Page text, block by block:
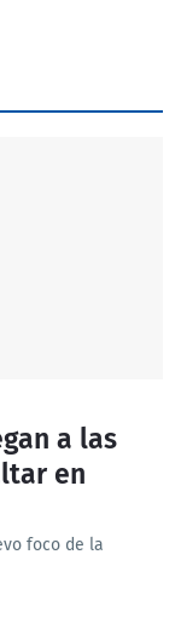
a las
en
foco de la